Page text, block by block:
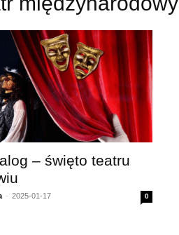
– święto teatru
- 2025-01-17 0